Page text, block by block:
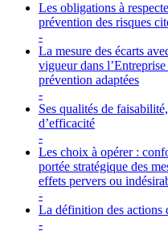
Les obligations à
prévention des risques
-
La mesure des écarts
vigueur dans
prévention adaptées
-
Ses qualités de
d’efficacité
-
Les choix à opérer :
portée stratégique des
effets pervers ou
-
La définition des actions
-